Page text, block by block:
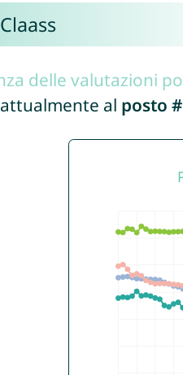
delle valutazioni
al posto